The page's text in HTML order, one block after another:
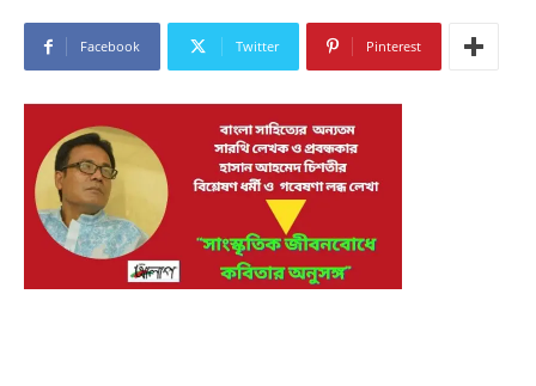
Facebook Twitter Pinterest